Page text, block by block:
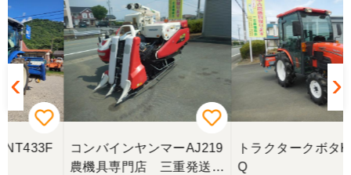
この度はお世話になりました。また、機会があれば
よろしくお願いします。
三重県／ユウスケ
購入から引き取りまでスムーズでした。ありがとう
ございました。
三重県／
コンバインヤンマーAJ219
農機具専門店 三重発送整
トラクタークボタKB21X
Q